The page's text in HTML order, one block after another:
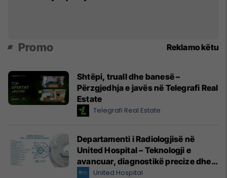
Promo Reklamo këtu
Shtëpi, truall dhe banesë –
Përzgjedhja e javës në Telegrafi Real
Estate
Telegrafi Real Estate
Departamenti i Radiologjisë në
United Hospital – Teknologji e
avancuar, diagnostikë precize dhe
kujdes profesional
United Hospital